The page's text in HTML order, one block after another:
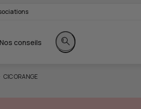
Nos conseils
Rechercher sur le site
CIC ORANGE